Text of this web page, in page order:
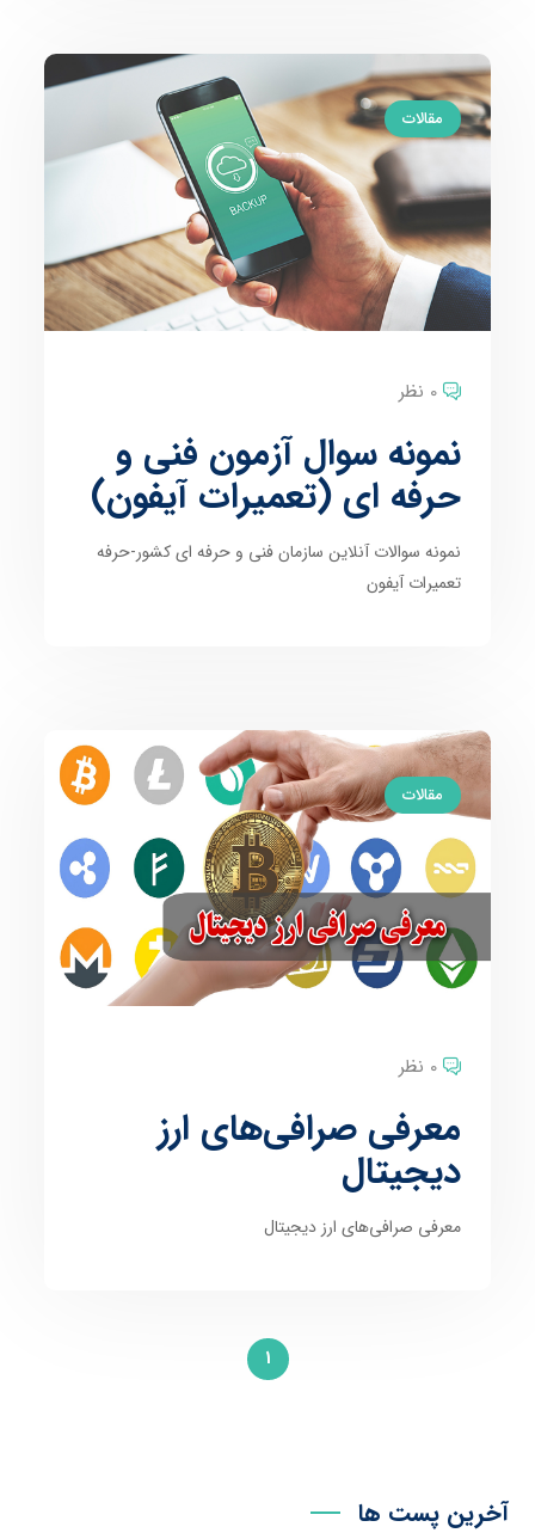
مقالات
0 نظر
نمونه سوال آزمون فنی و
حرفه ای (تعمیرات آیفون)
نمونه سوالات آنلاین سازمان فنی و حرفه ای کشور-حرفه
تعمیرات آیفون
مقالات
0 نظر
معرفی صرافی‌‌های ارز
دیجیتال
معرفی صرافی‌‌های ارز دیجیتال
1
آخرین پست ها